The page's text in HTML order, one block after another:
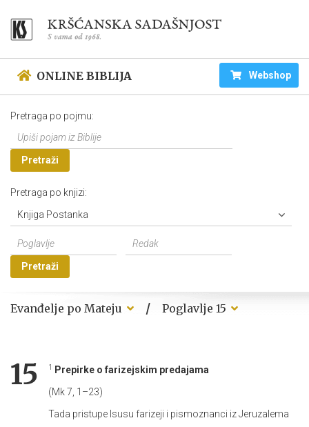
ONLINE BIBLIJA Webshop
Pretraga po pojmu:
Pretraži
Pretraga po knjizi:
Knjiga Postanka
Pretraži
Evanđelje po Mateju / Poglavlje 15
15 1
Prepirke o farizejskim predajama
(Mk 7, 1–23)
Tada pristupe Isusu farizeji i pismoznanci iz Jeruzalema